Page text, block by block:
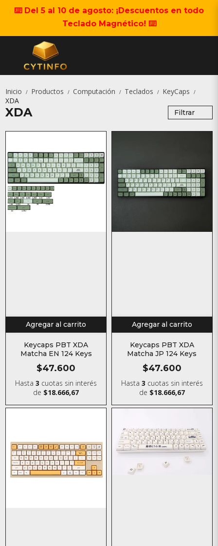
⌨️ Del 5 al 10 de agosto: ¡Descuentos en todo
Teclado Magnético! ⌨️
Inicio / Productos / Computación / Teclados / KeyCaps /
XDA
XDA Filtrar
Agregar al carrito
Keycaps PBT XDA
Matcha EN 124 Keys
$47.600
Hasta3 cuotas sin interés
de $18.666,67
Agregar al carrito
Keycaps PBT XDA
Matcha JP 124 Keys
$47.600
Hasta 3 cuotas sin interés
de $18.666,67